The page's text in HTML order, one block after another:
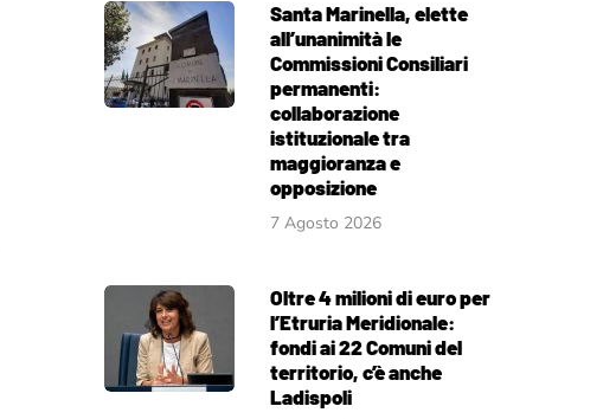
Santa Marinella, elette
all’unanimità le
Commissioni Consiliari
permanenti:
collaborazione
istituzionale tra
maggioranza e
opposizione
7 Agosto 2026
Oltre 4 milioni di euro per
l’Etruria Meridionale:
fondi ai 22 Comuni del
territorio, c’è anche
Ladispoli